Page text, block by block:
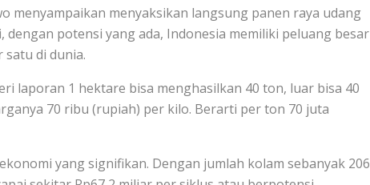
menyampaikan menyaksikan langsung panen raya udang
dengan potensi yang ada, Indonesia memiliki peluang besar
di dunia.
laporan 1 hektare bisa menghasilkan 40 ton, luar bisa 40
70 ribu (rupiah) per kilo. Berarti per ton 70 juta
yang signifikan. Dengan jumlah kolam sebanyak 206